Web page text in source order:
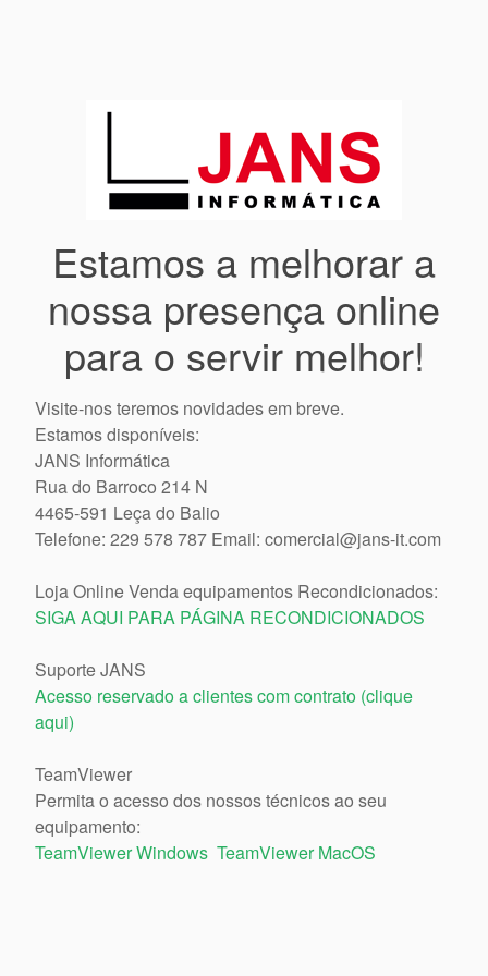
Estamos a melhorar a
nossa presença online
para o servir melhor!
Visite-nos teremos novidades em breve.
Estamos disponíveis:
JANS Informática
Rua do Barroco 214 N
4465-591 Leça do Balio
Telefone: 229 578 787 Email: comercial@jans-it.com
Loja Online Venda equipamentos Recondicionados:
SIGA AQUI PARA PÁGINA RECONDICIONADOS
Suporte JANS
Acesso reservado a clientes com contrato (clique
aqui)
TeamViewer
Permita o acesso dos nossos técnicos ao seu
equipamento:
TeamViewer Windows TeamViewer MacOS